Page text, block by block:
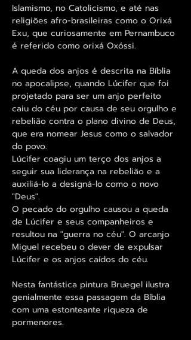
Islamismo, no Catolicismo, e até nas
religiões afro-brasileiras como o Orixá
Exu, que curiosamente em Pernambuco
é referido como orixá Oxóssi.
A queda dos anjos é descrita na Bíblia
no apocalipse, quando Lúcifer que foi
projetado para ser um anjo perfeito
caiu do céu por causa de seu orgulho e
rebelião contra o plano divino de Deus,
que era nomear Jesus como o salvador
do povo.
Lúcifer coagiu um terço dos anjos a
seguir sua liderança na rebelião e a
auxiliá-lo a designá-lo como o novo
"Deus".
O pecado do orgulho causou a queda
de Lúcifer e seus companheiros e
resultou na "guerra no céu". O arcanjo
Miguel recebeu o dever de expulsar
Lúcifer e os anjos caídos do céu.
Nesta fantástica pintura Bruegel ilustra
genialmente essa passagem da Bíblia
com uma estonteante riqueza de
pormenores.